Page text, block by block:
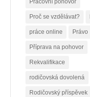
Pracovní pohovor
Proč se vzdělávat?
práce online Právo
Příprava na pohovor
Rekvalifikace
rodičovská dovolená
Rodičovský příspěvek